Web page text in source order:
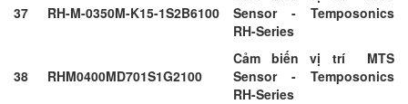
37 RH-M-0350M-K15-1S2B6100
Sensor - Temposonics
RH-Series
38 RHM0400MD701S1G2100
Cảm biến vị trí MTS
Sensor - Temposonics
RH-Series